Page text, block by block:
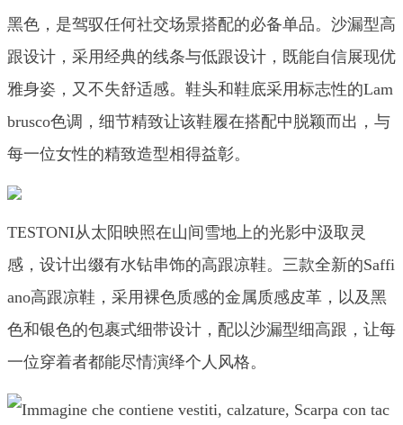
黑色，是驾驭任何社交场景搭配的必备单品。沙漏型高
跟设计，采用经典的线条与低跟设计，既能自信展现优
雅身姿，又不失舒适感。鞋头和鞋底采用标志性的Lam
brusco色调，细节精致让该鞋履在搭配中脱颖而出，与
每一位女性的精致造型相得益彰。
TESTONI从太阳映照在山间雪地上的光影中汲取灵
感，设计出缀有水钻串饰的高跟凉鞋。三款全新的Saffi
ano高跟凉鞋，采用裸色质感的金属质感皮革，以及黑
色和银色的包裹式细带设计，配以沙漏型细高跟，让每
一位穿着者都能尽情演绎个人风格。